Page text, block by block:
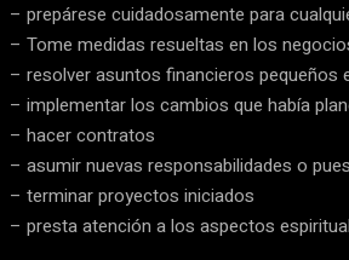
– prepárese cuidadosamente para
– Tome medidas resueltas en los
– resolver asuntos financieros pequeños
– implementar los cambios que había
– hacer contratos
– asumir nuevas responsabilidades o
– terminar proyectos iniciados
– presta atención a los aspectos